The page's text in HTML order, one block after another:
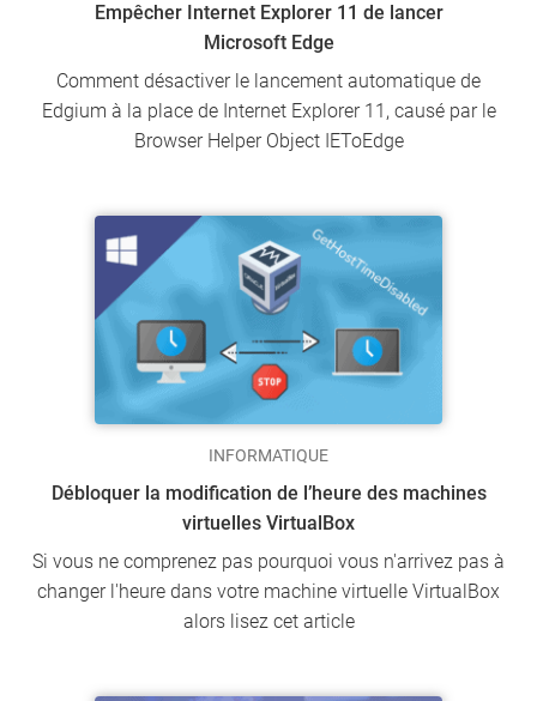
Empêcher Internet Explorer 11 de lancer
Microsoft Edge
Comment désactiver le lancement automatique de
Edgium à la place de Internet Explorer 11, causé par le
Browser Helper Object IEToEdge
INFORMATIQUE
Débloquer la modification de l’heure des machines
virtuelles VirtualBox
Si vous ne comprenez pas pourquoi vous n'arrivez pas à
changer l'heure dans votre machine virtuelle VirtualBox
alors lisez cet article